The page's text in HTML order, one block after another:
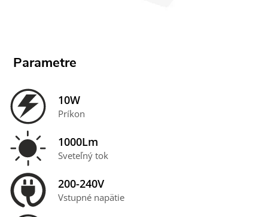
Parametre
10W
Príkon
1000Lm
Sveteľný tok
200-240V
Vstupné napätie